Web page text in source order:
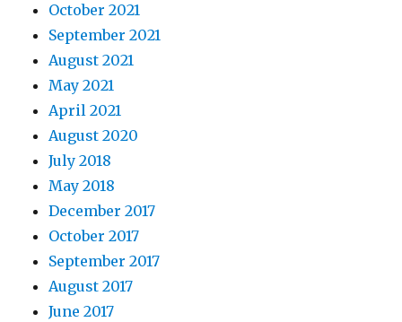
October 2021
September 2021
August 2021
May 2021
April 2021
August 2020
July 2018
May 2018
December 2017
October 2017
September 2017
August 2017
June 2017